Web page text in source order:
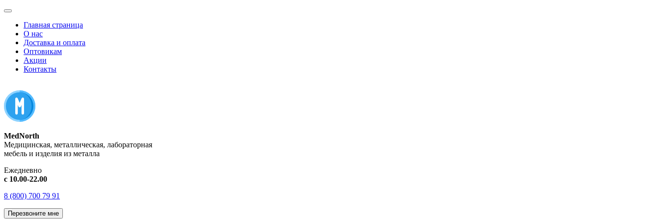
Главная страница
О нас
Доставка и оплата
Оптовикам
Акции
Контакты
MedNorth
Медицинская, металлическая, лабораторная
мебель и изделия из металла
Ежедневно
с 10.00-22.00
8 (800) 700 79 91
Перезвоните мне